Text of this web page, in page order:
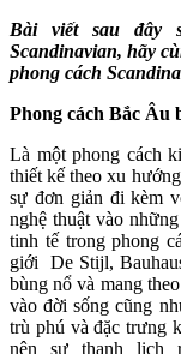
Bài viết sau đây
Scandinavian, hãy
phong cách
Phong cách Bắc Âu
Là một phong cách
thiết kế theo xu
sự đơn giản đi kèm
nghệ thuật vào
tinh tế trong phong
giới De Stijl,
bùng nổ và mang
vào đời sống cũng
trù phú và đặc trưng
nên sự thanh lịch